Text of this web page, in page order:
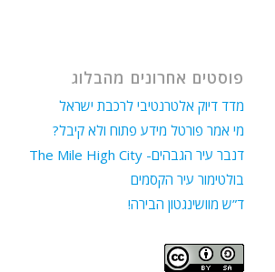
פוסטים אחרונים מהבלוג
מדד דיוק אלטרנטיבי לרכבת ישראל
מי אמר פורטל מידע פתוח ולא קיבל?
דנבר עיר הגבהים- The Mile High City
בולטימור עיר הקסמים
ד”ש מוושינגטון הבירה!